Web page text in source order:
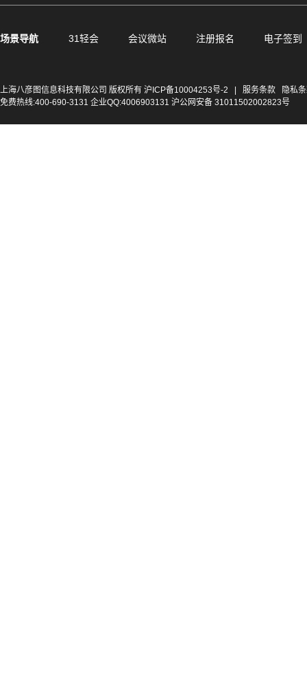
场景导航 31轻会 会议微站 注册报名 电子签到
上海八彦图信息科技有限公司 版权所有 沪ICP备10004253号-2 服务条款
隐私
免费热线:400-690-3131 企业QQ:4006903131 沪公网安备 31011502002823号